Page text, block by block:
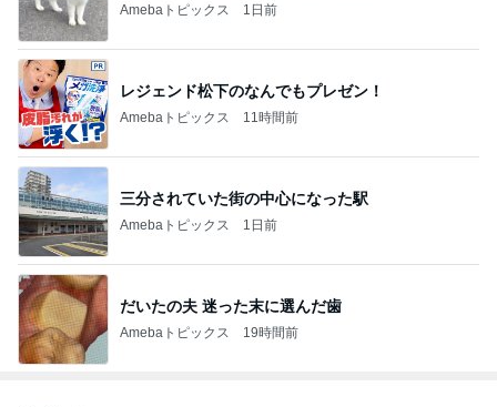
Amebaトピックス 1日前
レジェンド松下のなんでもプレゼン！
Amebaトピックス 11時間前
三分されていた街の中心になった駅
Amebaトピックス 1日前
だいたの夫 迷った末に選んだ歯
Amebaトピックス 19時間前